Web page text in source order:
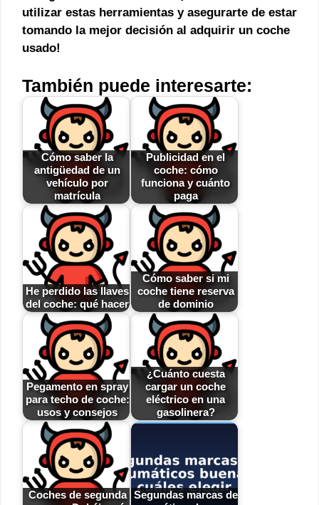
utilizar estas herramientas y asegurarte de estar
tomando la mejor decisión al adquirir un coche
usado!
También puede interesarte:
Cómo saber la
antigüedad de un
vehículo por
matrícula
Publicidad en el
coche: cómo
funciona y cuánto
paga
He perdido las llaves
del coche: qué hacer
Cómo saber si mi
coche tiene reserva
de dominio
Pegamento en spray
para techo de coche:
usos y consejos
¿Cuánto cuesta
cargar un coche
eléctrico en una
gasolinera?
Coches de segunda
Segundas marcas de